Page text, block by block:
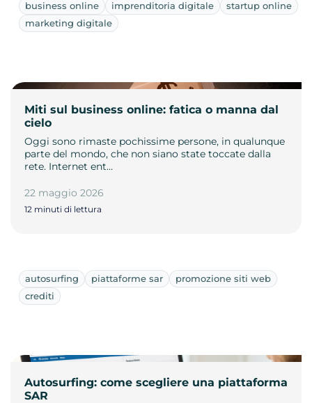
business online imprenditoria digitale
startup online
marketing digitale
Miti sul business online: fatica o manna dal
cielo
Oggi sono rimaste pochissime persone, in qualunque
parte del mondo, che non siano state toccate dalla
rete. Internet ent…
22 maggio 2026
12 minuti di lettura
autosurfing piattaforme sar
promozione siti web
crediti
Autosurfing: come scegliere una piattaforma
SAR